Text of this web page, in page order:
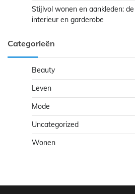
Stijlvol wonen en aankleden:
interieur en garderobe
Categorieën
Beauty
Leven
Mode
Uncategorized
Wonen